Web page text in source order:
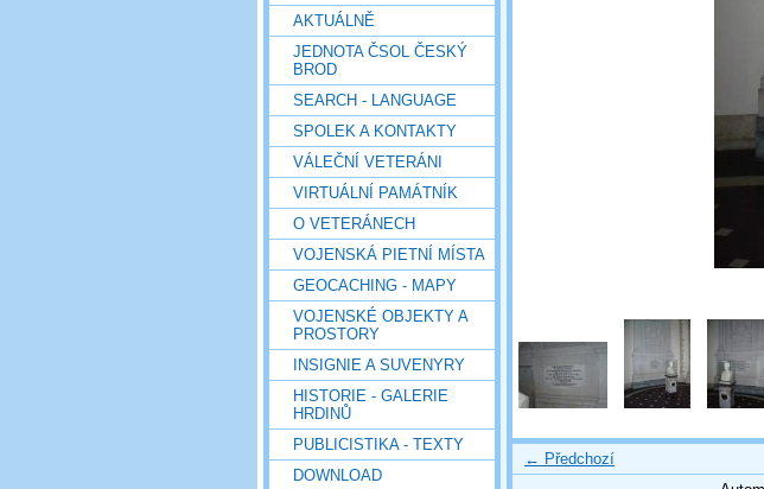
AKTUÁLNĚ
JEDNOTA ČSOL ČESKÝ
BROD
SEARCH - LANGUAGE
SPOLEK A KONTAKTY
VÁLEČNÍ VETERÁNI
VIRTUÁLNÍ PAMÁTNÍK
O VETERÁNECH
VOJENSKÁ PIETNÍ MÍSTA
GEOCACHING - MAPY
VOJENSKÉ OBJEKTY A
PROSTORY
INSIGNIE A SUVENYRY
HISTORIE - GALERIE
HRDINŮ
PUBLICISTIKA - TEXTY
DOWNLOAD
← Předchozí